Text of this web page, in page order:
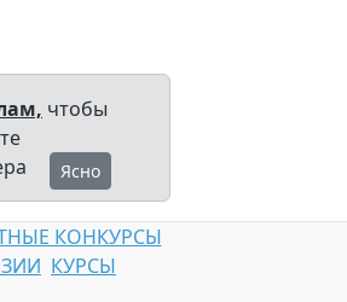
чтобы
Ясно
КОНКУРСЫ
КУРСЫ